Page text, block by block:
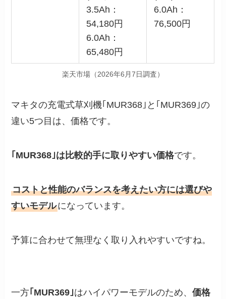
3.5Ah：
54,180円
6.0Ah：
65,480円
6.0Ah：
76,500円
楽天市場（2026年6月7日調査）
マキタの充電式草刈機｢MUR368｣と｢MUR369｣の
違い5つ目は、価格です。
｢MUR368｣は比較的手に取りやすい価格です。
コストと性能のバランスを考えたい方には選びや
すいモデルになっています。
予算に合わせて無理なく取り入れやすいですね。
一方｢MUR369｣はハイパワーモデルのため、価格